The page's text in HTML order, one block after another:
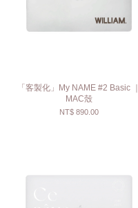
「客製化」My NAME #2 Basic ｜
MAC殼
NT$ 890.00